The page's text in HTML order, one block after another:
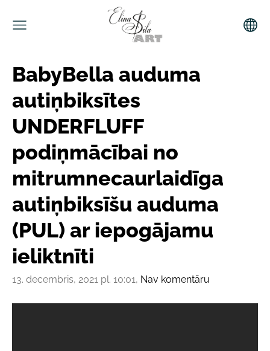
BabyBella auduma
autiņbiksītes
UNDERFLUFF
podiņmācībai no
mitrumnecaurlaidīga
autiņbiksīšu auduma
(PUL) ar iepogājamu
ieliktnīti
13. decembris, 2021 pl. 10:01, Nav komentāru